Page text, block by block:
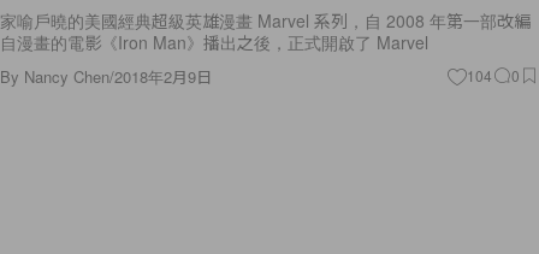
家喻戶曉的美國經典超級英雄漫畫 Marvel 系列，自 2008 年第一部改編
自漫畫的電影《Iron Man》播出之後，正式開啟了 Marvel
By Nancy Chen/2018年2月9日 104 0